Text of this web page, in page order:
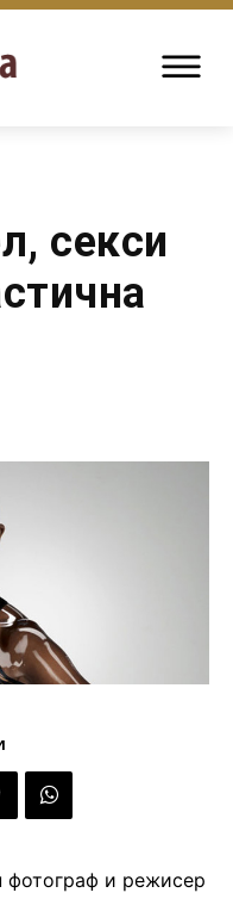
секси
фотограф и режисер